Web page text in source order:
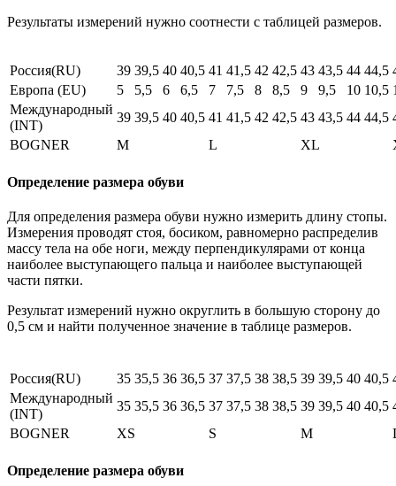
Результаты измерений нужно соотнести с таблицей размеров.
Россия(RU) 39 39,5 40 40,5 41 41,5 42 42,5 43 43,5 44 44,5
Европа (EU)
5 5,5 6 6,5 7 7,5 8 8,5 9 9,5 10 10,5
Международный
(INT)
39 39,5 40 40,5 41 41,5 42 42,5 43 43,5 44 44,5
BOGNER
M L XL
Определение размера обуви
Для определения размера обуви нужно измерить длину стопы.
Измерения проводят стоя, босиком, равномерно распределив
массу тела на обе ноги, между перпендикулярами от конца
наиболее выступающего пальца и наиболее выступающей
части пятки.
Результат измерений нужно округлить в большую сторону до
0,5 см и найти полученное значение в таблице размеров.
Россия(RU) 35 35,5 36 36,5 37 37,5 38 38,5 39 39,5 40 40,5
Международный
(INT)
35 35,5 36 36,5 37 37,5 38 38,5 39 39,5 40 40,5
BOGNER
XS S M
Определение размера обуви